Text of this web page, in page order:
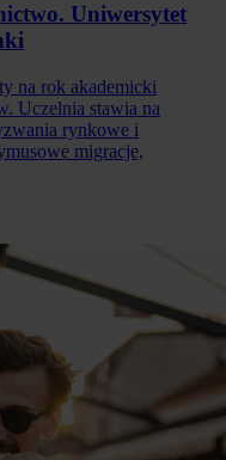
Uniwersytet
na rok akademicki
Uczelnia stawia na
rynkowe i
migracje,